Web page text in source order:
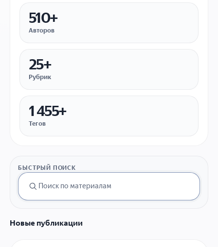
510+
Авторов
25+
Рубрик
1 455+
Тегов
БЫСТРЫЙ ПОИСК
Новые публикации